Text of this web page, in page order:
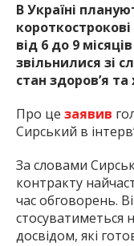
В Україні
від 6 до 9
звільнилися зі
стан здоров’я
Про це заявив
Сирський в
За словами
контракту
час обговорень.
стосуватиметься
досвідом, які